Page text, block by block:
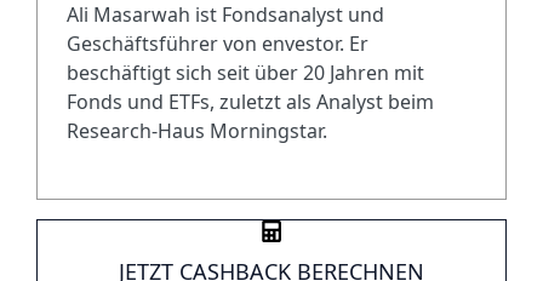
Ali Masarwah ist Fondsanalyst und
Geschäftsführer von envestor. Er
beschäftigt sich seit über 20 Jahren mit
Fonds und ETFs, zuletzt als Analyst beim
Research-Haus Morningstar.
JETZT CASHBACK BERECHNEN